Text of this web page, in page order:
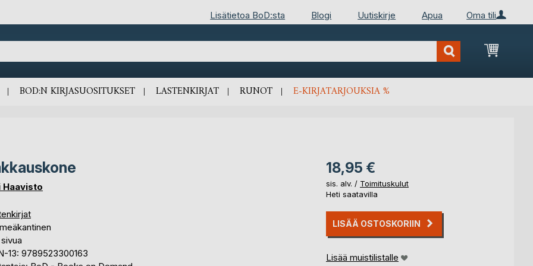
Oma tili
Lisätietoa BoD:sta Blogi Uutiskirje Apua
BOD:N KIRJASUOSITUKSET LASTENKIRJAT RUNOT E-KIRJATARJOUKSIA %
Haavisto
13: 9789523300163
18,95 €
sis. alv. / Toimituskulut
Heti saatavilla
LISÄÄ OSTOSKORIIN
Lisää muistilistalle